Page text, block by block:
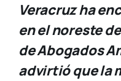
Veracruz ha
en el noreste
de Abogados
advirtió que la